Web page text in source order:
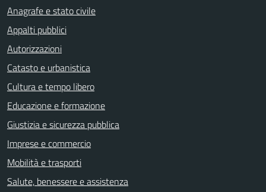
Anagrafe e stato civile
Appalti pubblici
Autorizzazioni
Catasto e urbanistica
Cultura e tempo libero
Educazione e formazione
Giustizia e sicurezza pubblica
Imprese e commercio
Mobilità e trasporti
Salute, benessere e assistenza